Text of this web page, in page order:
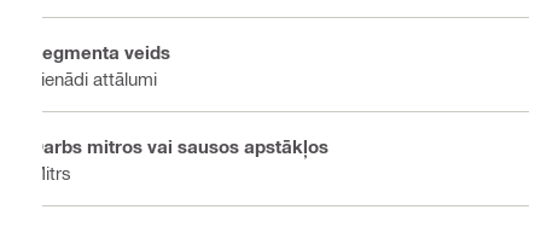
Segmenta veids
Vienādi attālumi
Darbs mitros vai sausos apstākļos
Mitrs